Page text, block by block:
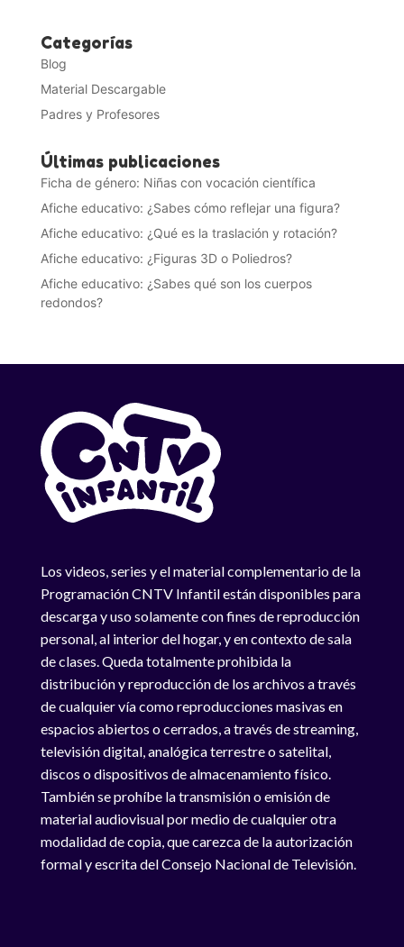
Categorías
Blog
Material Descargable
Padres y Profesores
Últimas publicaciones
Ficha de género: Niñas con vocación científica
Afiche educativo: ¿Sabes cómo reflejar una figura?
Afiche educativo: ¿Qué es la traslación y rotación?
Afiche educativo: ¿Figuras 3D o Poliedros?
Afiche educativo: ¿Sabes qué son los cuerpos
redondos?
Los videos, series y el material complementario de la
Programación CNTV Infantil están disponibles para
descarga y uso solamente con fines de reproducción
personal, al interior del hogar, y en contexto de sala
de clases. Queda totalmente prohibida la
distribución y reproducción de los archivos a través
de cualquier vía como reproducciones masivas en
espacios abiertos o cerrados, a través de streaming,
televisión digital, analógica terrestre o satelital,
discos o dispositivos de almacenamiento físico.
También se prohíbe la transmisión o emisión de
material audiovisual por medio de cualquier otra
modalidad de copia, que carezca de la autorización
formal y escrita del Consejo Nacional de Televisión.